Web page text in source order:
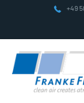
+49